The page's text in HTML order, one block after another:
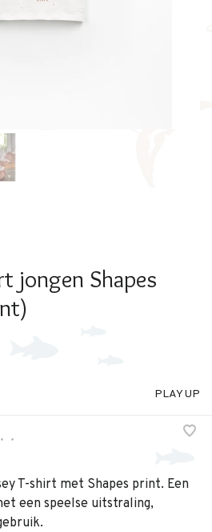
jongen Shapes
PLAY UP
• •
T-shirt met Shapes print. Een
een speelse uitstraling,